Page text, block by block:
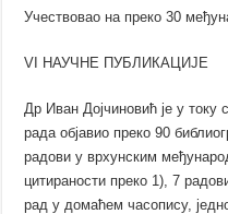
Учествовао на преко 30
VI НАУЧНЕ ПУБЛИКАЦИЈЕ
Др Иван Дојчиновић је у току
рада објавио преко 90
радови у врхунским
цитираности преко 1), 7
рад у домаћем часопису,